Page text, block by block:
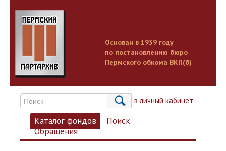
Основан в 1939 году
по постановлению бюро
Пермского обкома ВКП(б)
Вход в личный кабинет
Каталог фондов
Поиск
Обращения